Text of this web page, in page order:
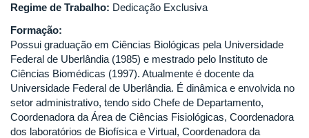
Regime de Trabalho: Dedicação Exclusiva
Formação:
Possui graduação em Ciências Biológicas pela Universidade
Federal de Uberlândia (1985) e mestrado pelo Instituto de
Ciências Biomédicas (1997). Atualmente é docente da
Universidade Federal de Uberlândia. É dinâmica e envolvida no
setor administrativo, tendo sido Chefe de Departamento,
Coordenadora da Área de Ciências Fisiológicas, Coordenadora
dos laboratórios de Biofísica e Virtual, Coordenadora da